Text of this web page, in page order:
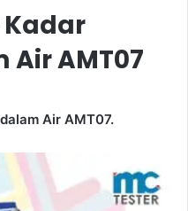
AMT07
Air AMT07.